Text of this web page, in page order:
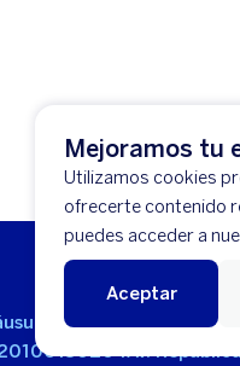
Mejoramos tu
Utilizamos cookies
ofrecerte contenido
puedes acceder a
Aceptar
Generales de
20100130204Av.